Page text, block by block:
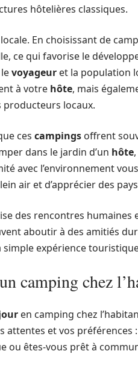
hôtelières classiques.
En choisissant de
ce qui favorise le
voyageur et la population
à votre hôte, mais
producteurs locaux.
ces campings offrent
dans le jardin d’un hôte
avec l’environnement
air et d’apprécier des
des rencontres humaines
aboutir à des amitiés
simple expérience
camping chez
en camping chez
attentes et vos
ou êtes-vous prêt à